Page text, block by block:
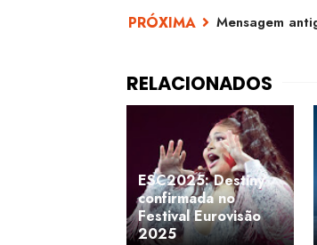
Mensagem
ESC2025: Destiny
confirmada no
Festival Eurovisão
2025